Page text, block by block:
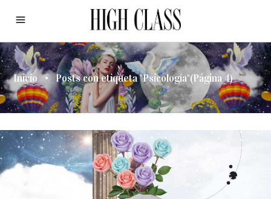
Inicio • Posts con etiqueta "Psicología"(Página 4)